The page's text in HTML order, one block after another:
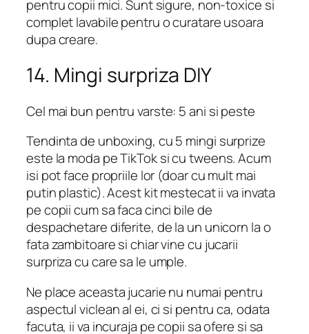
pentru copii mici. Sunt sigure, non-toxice si
complet lavabile pentru o curatare usoara
dupa creare.
14. Mingi surpriza DIY
Cel mai bun pentru varste: 5 ani si peste
Tendinta de unboxing, cu 5 mingi surprize
este la moda pe TikTok si cu tweens. Acum
isi pot face propriile lor (doar cu mult mai
putin plastic). Acest kit mestecat ii va invata
pe copii cum sa faca cinci bile de
despachetare diferite, de la un unicorn la o
fata zambitoare si chiar vine cu jucarii
surpriza cu care sa le umple.
Ne place aceasta jucarie nu numai pentru
aspectul viclean al ei, ci si pentru ca, odata
facuta, ii va incuraja pe copii sa ofere si sa